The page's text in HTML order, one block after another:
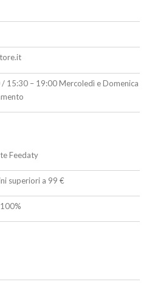
/ 15:30 – 19:00 Mercoledì e Domenica
Feedaty
superiori a 99 €